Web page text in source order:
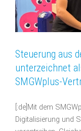
Steuerung aus
unterzeichnet
SMGWplus-
[:de]Mit dem
Digitalisierung und